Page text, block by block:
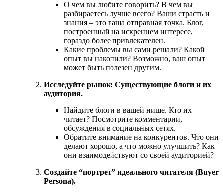
О чем вы любите говорить? В чем вы
разбираетесь лучше всего? Ваши страсть и
знания – это ваша отправная точка. Блог,
построенный на искреннем интересе,
гораздо более привлекателен.
Какие проблемы вы сами решали? Какой
опыт вы накопили? Возможно, ваш опыт
может быть полезен другим.
Исследуйте рынок: Существующие блоги и их
аудитория.
Найдите блоги в вашей нише. Кто их
читает? Посмотрите комментарии,
обсуждения в социальных сетях.
Обратите внимание на конкурентов. Что они
делают хорошо, а что можно улучшить? Как
они взаимодействуют со своей аудиторией?
Создайте “портрет” идеального читателя (Buyer
Persona).